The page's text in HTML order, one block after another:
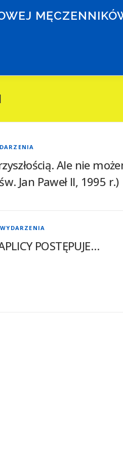
Ale nie
Jan Paweł II, 1995 r.)
WYDARZENIA
POSTĘPUJE…